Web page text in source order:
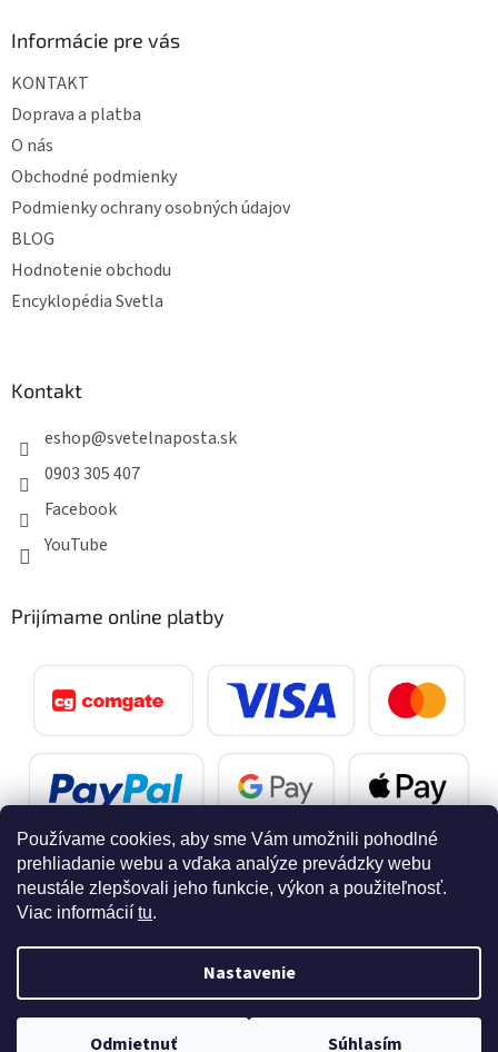
Používame cookies, aby sme Vám umožnili pohodlné
prehliadanie webu a vďaka analýze prevádzky webu
neustále zlepšovali jeho funkcie, výkon a použiteľnosť.
Viac informácií tu.
Nastavenie
Odmietnuť Súhlasím
Doprava zdarma pri nákupe nad 40 eur
Informácie pre vás
KONTAKT
Doprava a platba
O nás
Obchodné podmienky
Podmienky ochrany osobných údajov
BLOG
Hodnotenie obchodu
Encyklopédia Svetla
Kontakt
eshop@svetelnaposta.sk
0903 305 407
Facebook
YouTube
Prijímame online platby
Vytvoril Shoptet
Copyright 2026SvetelnaPosta.sk. Všetky práva vyhradené.
Upraviť nastavenie cookies